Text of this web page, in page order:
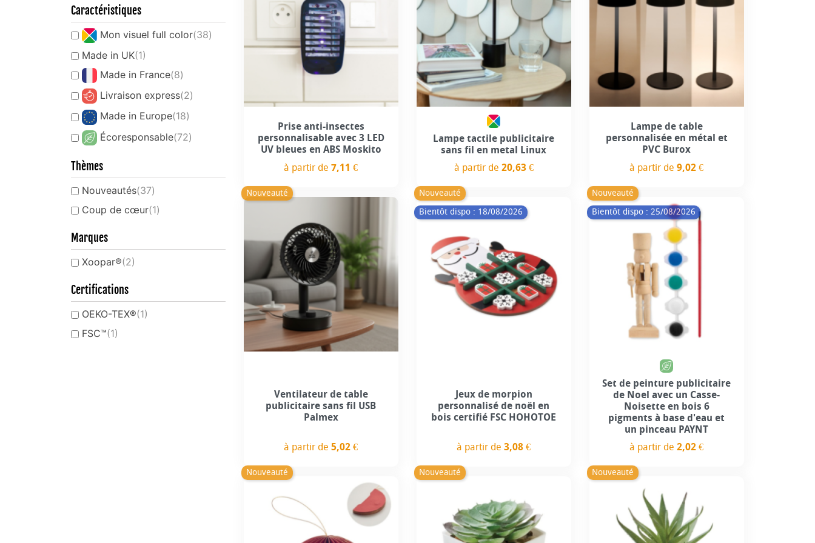
Caractéristiques
Mon visuel full color(38)
Made in UK(1)
Made in France(8)
Livraison express(2)
Made in Europe(18)
Écoresponsable(72)
Thèmes
Nouveautés(37)
Coup de cœur(1)
Marques
Xoopar®(2)
Certifications
OEKO-TEX®(1)
FSC™(1)
Prise anti-insectes
personnalisable avec 3 LED
UV bleues en ABS Moskito
à partir de7,11 €
Lampe tactile publicitaire
sans fil en metal Linux
à partir de 20,63 €
Lampe de table
personnalisée en métal et
PVC Burox
à partir de9,02 €
Nouveauté
Ventilateur de table
publicitaire sans fil USB
Palmex
à partir de5,02 €
Nouveauté
Bientôt dispo : 18/08/2026
Jeux de morpion
personnalisé de noël en
bois certifié FSC HOHOTOE
à partir de3,08 €
Nouveauté
Bientôt dispo : 25/08/2026
Set de peinture publicitaire
de Noel avec un Casse-
Noisette en bois 6
pigments à base d'eau et
un pinceau PAYNT
à partir de2,02 €
Nouveauté Nouveauté Nouveauté